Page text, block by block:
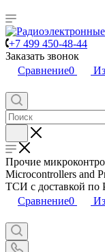
+7 499 450-48-44
Заказать звонок
Сравнение0
Прочие
Microcontrollers and
ТСИ с доставкой по
Сравнение0